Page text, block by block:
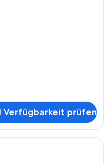
Verfügbarkeit prüfen
mit einem großen